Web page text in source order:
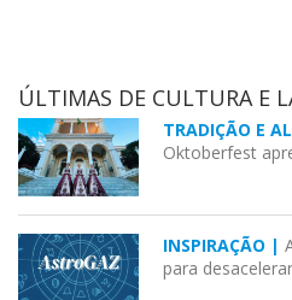
ÚLTIMAS DE CULTURA E
TRADIÇÃO E
Oktoberfest
INSPIRAÇÃO |
para